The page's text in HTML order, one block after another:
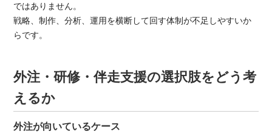
ではありません。
戦略、制作、分析、運用を横断して回す体制が不足しやすいか
らです。
外注・研修・伴走支援の選択肢をどう考
えるか
外注が向いているケース